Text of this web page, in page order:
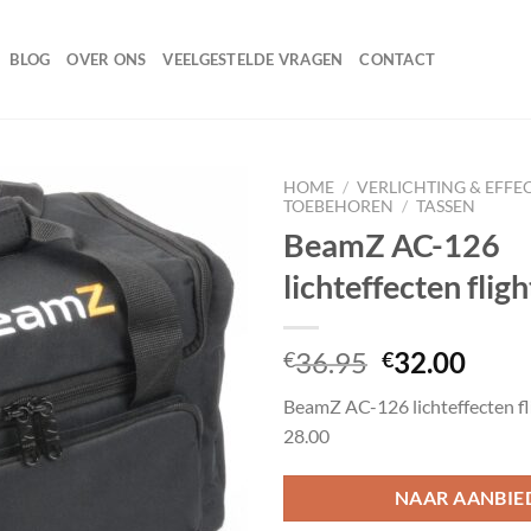
BLOG OVER ONS VEELGESTELDE VRAGEN CONTACT
Toevoegen
aan
wenslijst
HOME / VERLICHTING &
TOEBEHOREN / TASSEN
BeamZ AC-126
lichteffecten
€36.95
was:
€32.00
is:
BeamZ AC-126 lichteffecten
28.00
NAAR